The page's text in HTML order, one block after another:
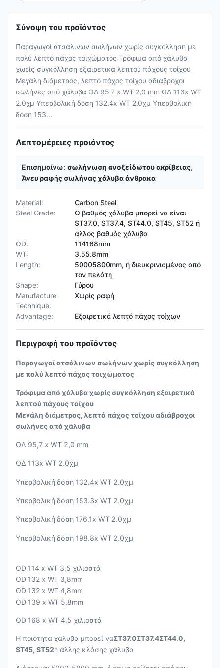
Σύνοψη του προϊόντος
Παραγωγοί ατσάλινων σωλήνων χωρίς συγκόλληση με
πολύ λεπτό πάχος τοιχώματος Τρόφιμα από χάλυβα
χωρίς συγκόλληση εξαιρετικά λεπτού πάχους τοίχου
Μεγάλη διάμετρος, λεπτό πάχος τοίχου αδιάβροχοι
σωλήνες από χάλυβα ΟΔ 95,7 x WT 2,0 mm ΟΔ 113x WT
2.0χμ Υπερβολική δόση 132.4x WT 2.0χμ Υπερβολική
δόση 153...
Λεπτομέρειες προιόντος
Επισημαίνω: σωλήνωση ανοξείδωτου ακρίβειας,
Άνευ ραφής σωλήνας χάλυβα άνθρακα
Material:
Carbon Steel
Steel Grade:
Ο βαθμός χάλυβα μπορεί να είναι
ST37.0, ST37.4, ST44.0, ST45, ST52 ή
άλλος βαθμός χάλυβα
OD:
114168mm
WT:
3.55.8mm
Length:
50005800mm, ή διευκρινισμένος από
τον πελάτη
Shape:
Γύρου
Manufacture
Technique:
Χωρίς ραφή
Advantage: Εξαιρετικά λεπτό πάχος τοίχων
Περιγραφή του προϊόντος
Παραγωγοί ατσάλινων σωλήνων χωρίς συγκόλληση
με πολύ λεπτό πάχος τοιχώματος
Τρόφιμα από χάλυβα χωρίς συγκόλληση εξαιρετικά
λεπτού πάχους τοίχου
Μεγάλη διάμετρος, λεπτό πάχος τοίχου αδιάβροχοι
σωλήνες από χάλυβα
ΟΔ 95,7 x WT 2,0 mm
ΟΔ 113x WT 2.0χμ
Υπερβολική δόση 132.4x WT 2.0χμ
Υπερβολική δόση 153.3x WT 2.0χμ
Υπερβολική δόση 176.1x WT 2.0χμ
Υπερβολική δόση 198.8x WT 2.0χμ
OD 114 x WT 3,5 χιλιοστά
OD 132 x WT 3,8mm
OD 132 x WT 4,8mm
OD 139 x WT 5,8mm
OD 168 x WT 4,5 χιλιοστά
Η ποιότητα χάλυβα μπορεί ναΣΤ37.0ΣΤ37.4ΣΤ44.0,
ST45, ST52ή άλλης κλάσης χάλυβα